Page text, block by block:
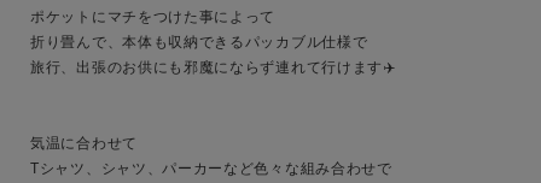
キーワード
MENS LADIES
ポケットにマチをつけた事によって
折り畳んで、本体も収納できるパッカブル仕様で
旅行、出張のお供にも邪魔にならず連れて行けます✈️
気温に合わせて
Tシャツ、シャツ、パーカーなど色々な組み合わせで